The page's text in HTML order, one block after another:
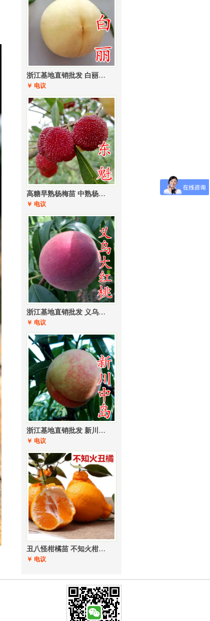
浙江基地直销批发 白丽桃桃苗 奉化水蜜桃桃苗 水蜜桃苗
￥ 电议
高糖早熟杨梅苗 中熟杨梅苗 黑炭杨梅果树苗木 东魁杨梅苗木批发
￥ 电议
浙江基地直销批发 义乌大红桃桃苗 硬质红肉桃苗
￥ 电议
浙江基地直销批发 新川中岛桃苗
￥ 电议
丑八怪柑橘苗 不知火柑橘苗耙耙柑 春见苗 桔子苗
￥ 电议